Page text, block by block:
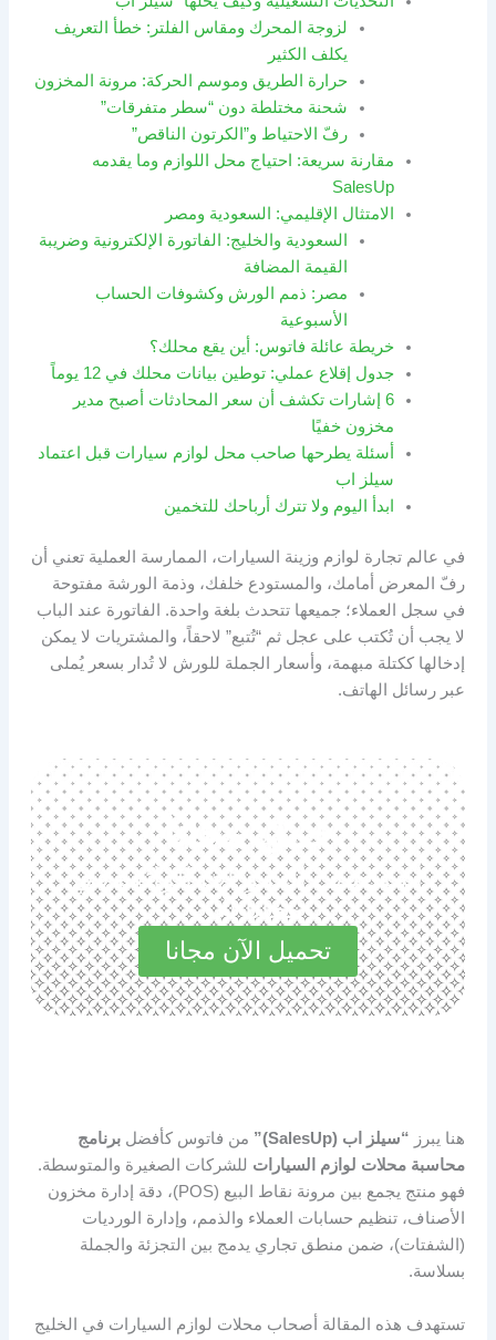
لزوجة المحرك ومقاس الفلتر: خطأ التعريف
يكلف الكثير
حرارة الطريق وموسم الحركة: مرونة المخزون
شحنة مختلطة دون “سطر متفرقات”
رفّ الاحتياط و”الكرتون الناقص”
مقارنة سريعة: احتياج محل اللوازم وما يقدمه
SalesUp
الامتثال الإقليمي: السعودية ومصر
السعودية والخليج: الفاتورة الإلكترونية وضريبة
القيمة المضافة
مصر: ذمم الورش وكشوفات الحساب
الأسبوعية
خريطة عائلة فاتوس: أين يقع محلك؟
جدول إقلاع عملي: توطين بيانات محلك في 12 يوماً
6 إشارات تكشف أن سعر المحادثات أصبح مدير
مخزون خفيًا
أسئلة يطرحها صاحب محل لوازم سيارات قبل اعتماد
سيلز اب
ابدأ اليوم ولا تترك أرباحك للتخمين
في عالم تجارة لوازم وزينة السيارات، الممارسة العملية تعني أن
رفّ المعرض أمامك، والمستودع خلفك، وذمة الورشة مفتوحة
في سجل العملاء؛ جميعها تتحدث بلغة واحدة. الفاتورة عند الباب
لا يجب أن تُكتب على عجل ثم “تُتبع” لاحقاً، والمشتريات لا يمكن
إدخالها ككتلة مبهمة، وأسعار الجملة للورش لا تُدار بسعر يُملى
عبر رسائل الهاتف.
حمل مجانا
استكشف المميزات الرائعة في
مجاناً الآن
تحميل الآن مجانا
هنا يبرز “سيلز اب (SalesUp)” من فاتوس كأفضل برنامج
محاسبة محلات لوازم السيارات للشركات الصغيرة والمتوسطة.
فهو منتج يجمع بين مرونة نقاط البيع (POS)، دقة إدارة مخزون
الأصناف، تنظيم حسابات العملاء والذمم، وإدارة الورديات
(الشفتات)، ضمن منطق تجاري يدمج بين التجزئة والجملة
بسلاسة.
تستهدف هذه المقالة أصحاب محلات لوازم السيارات في الخليج